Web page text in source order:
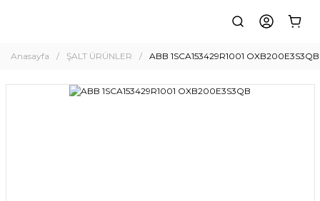
Anasayfa ŞALT ÜRÜNLER ABB 1SCA153429R1001 OXB200E3S3QB